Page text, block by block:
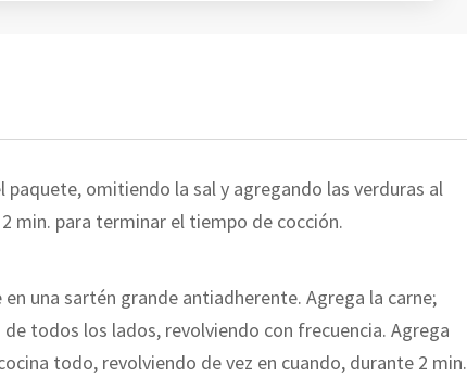
paquete, omitiendo la sal y agregando las verduras al
min. para terminar el tiempo de cocción.
una sartén grande antiadherente. Agrega la carne;
todos los lados, revolviendo con frecuencia. Agrega
todo, revolviendo de vez en cuando, durante 2 min.